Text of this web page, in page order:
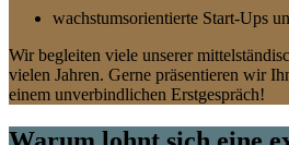
wachstumsorientierte Start-Ups
Wir begleiten viele unserer
vielen Jahren. Gerne präsentieren wir
einem unverbindlichen Erstgespräch!